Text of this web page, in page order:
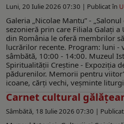
Luni, 20 Iulie 2026 07:30 | Publicat în
Galeria „Nicolae Mantu” -
sezonieră prin care Filiala Galați
din România le oferă membrilor
lucrărilor recente. Program: luni -
sâmbătă, 10:00 - 14:00. Muzeul
Spiritualităţii Creştine - Expoziția
pădurenilor. Memorii pentru
icoane, cărţi vechi, veşminte
Carnet cultural
Sâmbătă, 18 Iulie 2026 07:30 |